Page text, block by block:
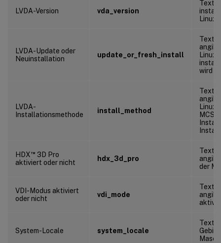
LVDA-Version vda_version
Linux
LVDA-Update oder
Neuinstallation
update_or_fresh_install
Linux
wird
LVDA-
Installationsmethode
install_method
Linux
MCS,
HDX™ 3D Pro
aktiviert oder nicht
hdx_3d_pro
der
VDI-Modus aktiviert
oder nicht
vdi_mode
System-Locale system_locale